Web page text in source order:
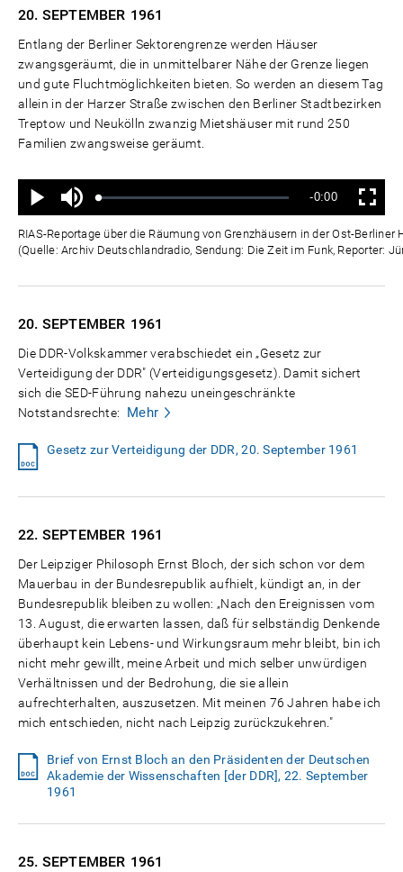
20. SEPTEMBER 1961
Entlang der Berliner Sektorengrenze werden Häuser
zwangsgeräumt, die in unmittelbarer Nähe der Grenze liegen
und gute Fluchtmöglichkeiten bieten. So werden an diesem Tag
allein in der Harzer Straße zwischen den Berliner Stadtbezirken
Treptow und Neukölln zwanzig Mietshäuser mit rund 250
Familien zwangsweise geräumt.
Wiedergabe
Ton
aus
Geladen:
Status:
Verbleibende
Zeit
-0:00 Vollbild
RIAS-Reportage über die Räumung von Grenzhäusern in der Ost-Berliner
(Quelle: Archiv Deutschlandradio, Sendung: Die Zeit im Funk, Reporter:
20. SEPTEMBER 1961
Die DDR-Volkskammer verabschiedet ein „Gesetz zur
Verteidigung der DDR" (Verteidigungsgesetz). Damit sichert
sich die SED-Führung nahezu uneingeschränkte
Notstandsrechte:
Mehr
Gesetz zur Verteidigung der DDR, 20. September 1961
22. SEPTEMBER 1961
Der Leipziger Philosoph Ernst Bloch, der sich schon vor dem
Mauerbau in der Bundesrepublik aufhielt, kündigt an, in der
Bundesrepublik bleiben zu wollen: „Nach den Ereignissen vom
13. August, die erwarten lassen, daß für selbständig Denkende
überhaupt kein Lebens- und Wirkungsraum mehr bleibt, bin ich
nicht mehr gewillt, meine Arbeit und mich selber unwürdigen
Verhältnissen und der Bedrohung, die sie allein
aufrechterhalten, auszusetzen. Mit meinen 76 Jahren habe ich
mich entschieden, nicht nach Leipzig zurückzukehren."
Brief von Ernst Bloch an den Präsidenten der Deutschen
Akademie der Wissenschaften [der DDR], 22. September
1961
25. SEPTEMBER 1961